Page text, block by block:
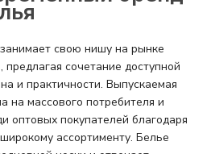
свою нишу на рынке
сочетание доступной
и практичности. Выпускаемая
на массового потребителя и
оптовых покупателей благодаря
ассортименту. Белье